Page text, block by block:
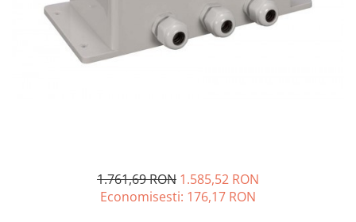
Acumulatori de stocare
Componente sisteme de balcon
1.761,69 RON 1.585,52 RON
Economisesti: 176,17 RON